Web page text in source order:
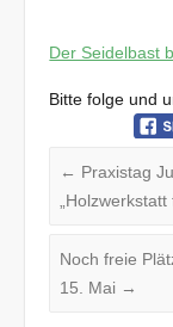
Der Seidelbast
Bitte folge und
← Praxistag
Noch freie
15. Mai →